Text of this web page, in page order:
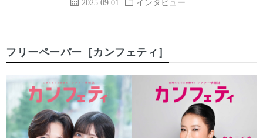
2025.09.01 インタビュー
フリーペーパー［カンフェティ］